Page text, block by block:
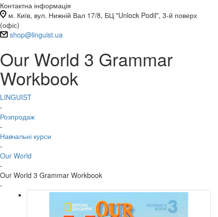
Контактна інформація
м. Київ, вул. Нижній Вал 17/8, БЦ "Unlock Podil", 3-й поверх
(офіс)
shop@linguist.ua
Our World 3 Grammar
Workbook
LINGUIST
-
Розпродаж
-
Навчальні курси
-
Our World
-
Our World 3 Grammar Workbook
-